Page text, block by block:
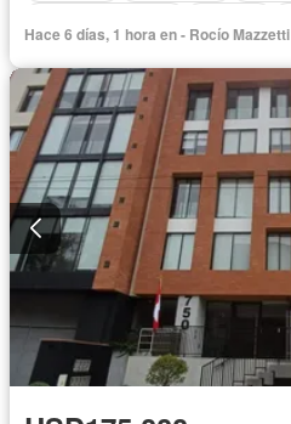
Vigilante
Terraza
Hace 6 días, 1 hora en - Rocío Mazzetti